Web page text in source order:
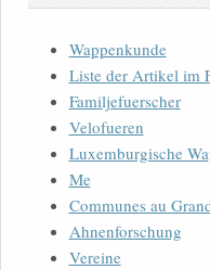
Wappenkunde
Liste der Artikel im
Familjefuerscher
Velofueren
Luxemburgische
Me
Communes au
Ahnenforschung
Vereine